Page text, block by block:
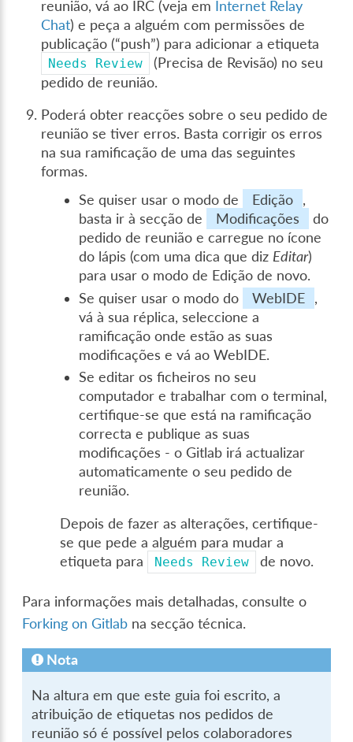
reunião, vá ao IRC (veja em Internet Relay
Chat) e peça a alguém com permissões de
publicação (“push”) para adicionar a etiqueta
Needs Review
(Precisa de Revisão) no seu
pedido de reunião.
Poderá obter reacções sobre o seu pedido de
reunião se tiver erros. Basta corrigir os erros
na sua ramificação de uma das seguintes
formas.
Se quiser usar o modo de
Edição
,
basta ir à secção de
Modificações
do
pedido de reunião e carregue no ícone
do lápis (com uma dica que diz Editar)
para usar o modo de Edição de novo.
Se quiser usar o modo do
WebIDE
,
vá à sua réplica, seleccione a
ramificação onde estão as suas
modificações e vá ao WebIDE.
Se editar os ficheiros no seu
computador e trabalhar com o terminal,
certifique-se que está na ramificação
correcta e publique as suas
modificações - o Gitlab irá actualizar
automaticamente o seu pedido de
reunião.
Depois de fazer as alterações, certifique-
se que pede a alguém para mudar a
etiqueta para
Needs Review de novo.
Para informações mais detalhadas, consulte o
Forking on Gitlab na secção técnica.
Nota
Na altura em que este guia foi escrito, a
atribuição de etiquetas nos pedidos de
reunião só é possível pelos colaboradores